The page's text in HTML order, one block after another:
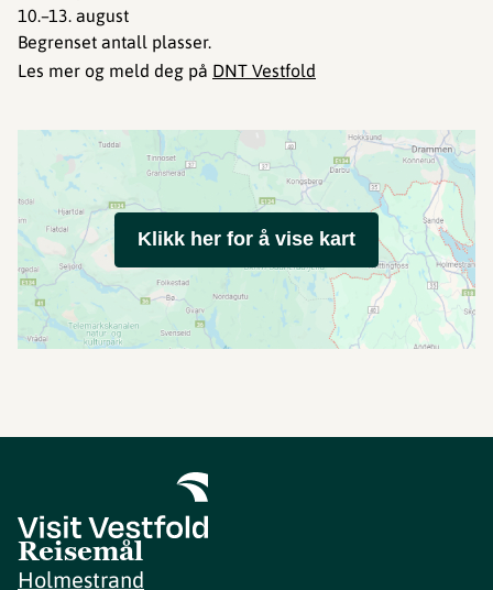
10.–13. august
Begrenset antall plasser.
Les mer og meld deg på DNT Vestfold
Klikk her for å vise kart
Reisemål
Holmestrand